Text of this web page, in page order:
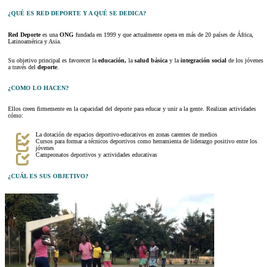
¿QUÉ ES RED DEPORTE Y A QUÉ SE DEDICA?
Red Deportees una ONG fundada en 1999 y que actualmente opera en más de 20 países de África,
Latinoamérica y Asia.
Su objetivo principal es favorecer la educación, la salud básica y la integración social de los jóvenes
a través del deporte.
¿COMO LO HACEN?
Ellos creen firmemente en la capacidad del deporte para educar y unir a la gente. Realizan actividades
cómo:
La dotación de espacios deportivo-educativos en zonas carentes de medios
Cursos para formar a técnicos deportivos como herramienta de liderazgo positivo entre los
jóvenes
Campeonatos deportivos y actividades educativas
¿CUÁL ES SUS OBJETIVO?